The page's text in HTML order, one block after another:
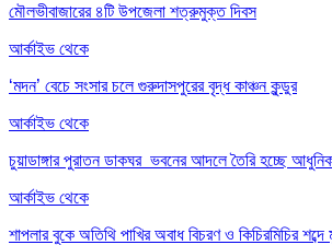
মৌলভীবাজারের ৪টি উপজেলা শত্রুমুক্ত দিবস
আর্কাইভ থেকে
‘মদন’ বেচে সংসার চলে গুরুদাসপুরের বৃদ্ধ কাঞ্চন কুন্ডুর
আর্কাইভ থেকে
চুয়াডাঙ্গার পুরাতন ডাকঘর ভবনের আদলে তৈরি হচ্ছে
আর্কাইভ থেকে
শাপলার বুকে অতিথি পাখির অবাধ বিচরণ ও কিচিরমিচির